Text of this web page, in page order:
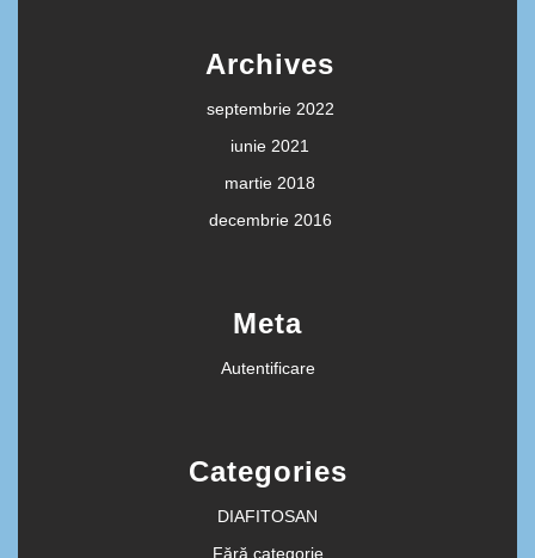
Archives
septembrie 2022
iunie 2021
martie 2018
decembrie 2016
Meta
Autentificare
Categories
DIAFITOSAN
Fără categorie